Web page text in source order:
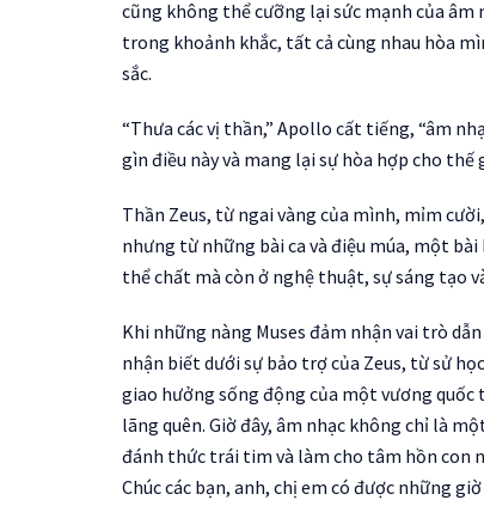
cũng không thể cưỡng lại sức mạnh của âm
trong khoảnh khắc, tất cả cùng nhau hòa
sắc.
“Thưa các vị thần,” Apollo cất tiếng, “âm
gìn điều này và mang lại sự hòa hợp cho thế
Thần Zeus, từ ngai vàng của mình, mỉm
nhưng từ những bài ca và điệu múa, một
thể chất mà còn ở nghệ thuật, sự sáng tạo
Khi những nàng Muses đảm nhận vai trò
nhận biết dưới sự bảo trợ của Zeus, từ sử
giao hưởng sống động của một vương
lãng quên. Giờ đây, âm nhạc không chỉ là
đánh thức trái tim và làm cho tâm hồn con
Chúc các bạn, anh, chị em có được những